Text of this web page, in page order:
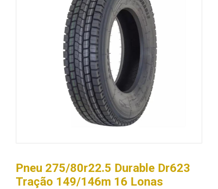
Pneu 275/80r22.5 Durable Dr623
Tração 149/146m 16 Lonas